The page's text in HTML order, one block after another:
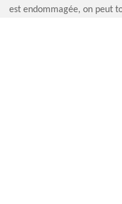
est endommagée, on peut